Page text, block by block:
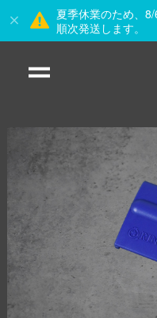
夏季休業のため、
順次発送します。